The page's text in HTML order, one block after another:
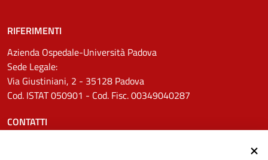
RIFERIMENTI
Azienda Ospedale-Università Padova
Sede Legale:
Via Giustiniani, 2 - 35128 Padova
Cod. ISTAT 050901 - Cod. Fisc. 00349040287
CONTATTI